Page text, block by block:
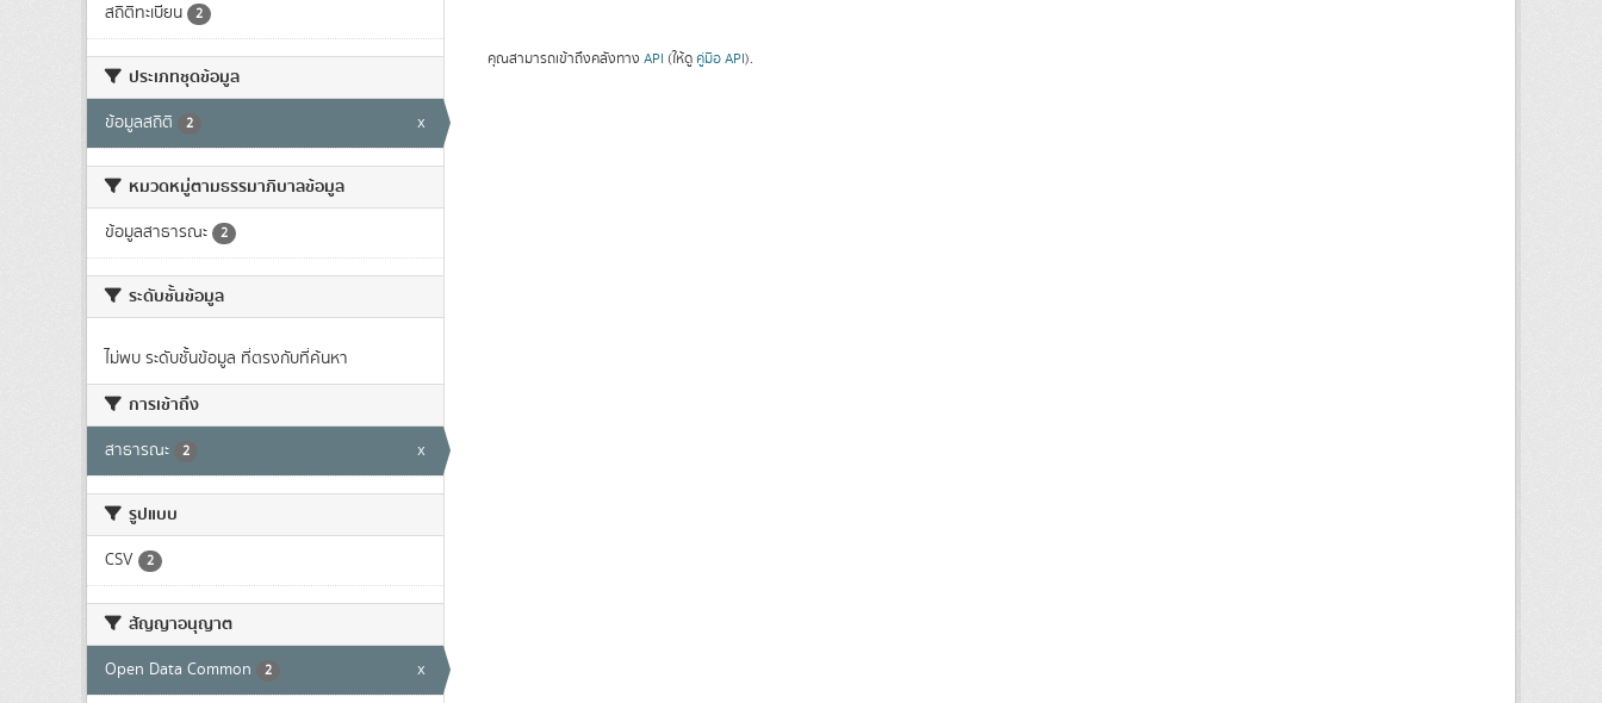
สถิติทะเบียน 2
ประเภทชุดข้อมูล
ข้อมูลสถิติ 2 x
หมวดหมู่ตามธรรมาภิบาลข้อมูล
ข้อมูลสาธารณะ 2
ระดับชั้นข้อมูล
ไม่พบ ระดับชั้นข้อมูล ที่ตรงกับที่ค้นหา
การเข้าถึง
สาธารณะ 2 x
รูปแบบ
CSV 2
สัญญาอนุญาต
Open Data Common 2 x
คุณสามารถเข้าถึงคลังทาง API (ให้ดู คู่มือ API).